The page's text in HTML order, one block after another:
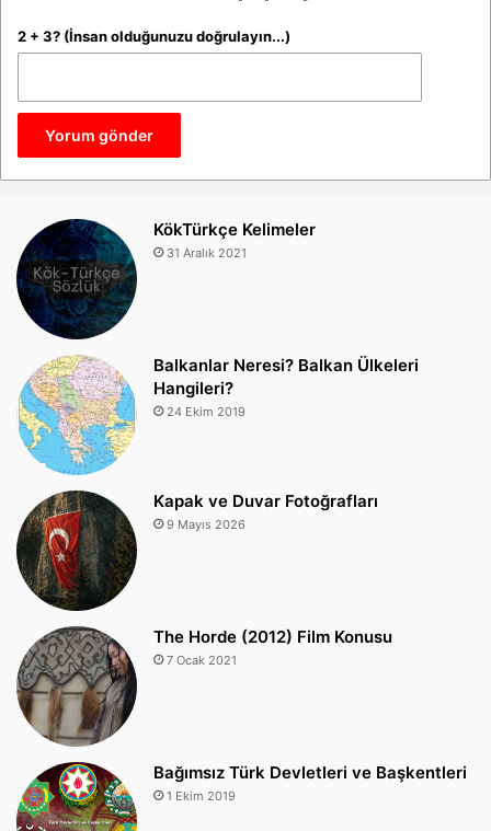
2 + 3? (İnsan olduğunuzu doğrulayın...)
KökTürkçe Kelimeler
31 Aralık 2021
Balkanlar Neresi? Balkan Ülkeleri
Hangileri?
24 Ekim 2019
Kapak ve Duvar Fotoğrafları
9 Mayıs 2026
The Horde (2012) Film Konusu
7 Ocak 2021
Bağımsız Türk Devletleri ve Başkentleri
1 Ekim 2019